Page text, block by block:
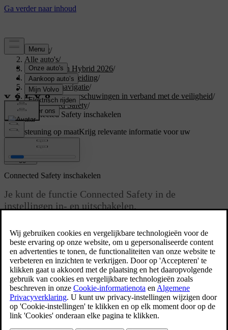
Support/
Alle auto's/
XC60 Plug-in Hybrid 2026/
Gebruikershandleiding/
Rijhulp en navigatie/
Ingrijpen en waarschuwingen in verband met de veiligheid/
Connected Safety/
Connected Safety inschakelen
Ondersteuning op maatKrijg relevante informatie voor uw
specifieke auto.
Inloggen
Connected Safety inschakelen
Je kunt de functie Connected Safety in de
instellingen in- en uitschakelen.
Connected Safety kan je waarschuwen voor naderende situaties op
de weg waarop je rijdt, zoals een ander voertuig met de alarmlichten
geactiveerd of gladde wegomstandigheden. De functie is afhankelijk
van communicatie met andere weggebruikers via internetverbinding.